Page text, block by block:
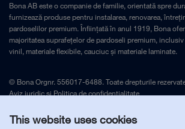
This website uses cookies
Bona AB este o companie de familie, orientată spre
furnizează produse pentru instalarea, renovarea,
pardoselilor premium. Înființată în anul 1919, Bona
majoritatea suprafețelor de pardoseli premium,
vinil, materiale flexibile, cauciuc și materiale laminate.
© Bona Orgnr. 556017-6488. Toate drepturile
Aviz juridicși Politica de confidențialitate